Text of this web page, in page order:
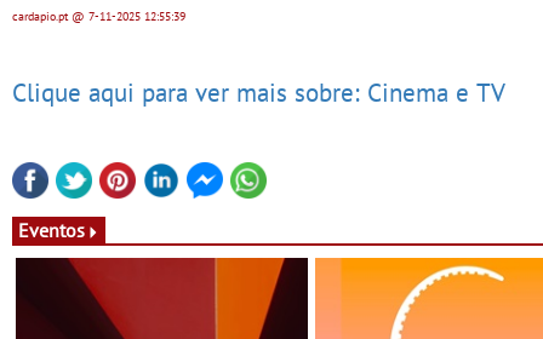
cardapio.pt@ 7-11-2025 12:55:39
Clique aqui para ver mais sobre: Cinema e TV
Eventos